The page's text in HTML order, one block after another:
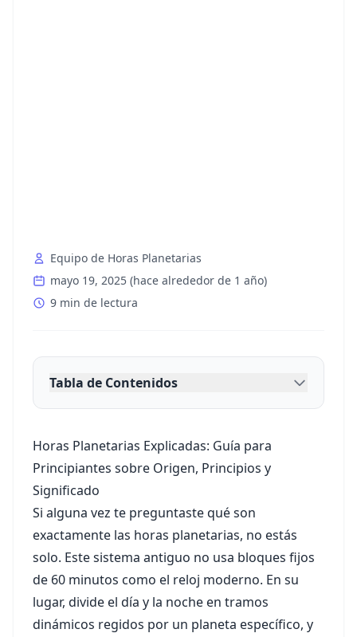
Equipo de Horas Planetarias
mayo 19, 2025 (hace alrededor de 1 año)
9 min de lectura
Tabla de Contenidos
Horas Planetarias Explicadas: Guía para
Principiantes sobre Origen, Principios y
Significado
Si alguna vez te preguntaste qué son
exactamente las horas planetarias, no estás
solo. Este sistema antiguo no usa bloques fijos
de 60 minutos como el reloj moderno. En su
lugar, divide el día y la noche en tramos
dinámicos regidos por un planeta específico, y